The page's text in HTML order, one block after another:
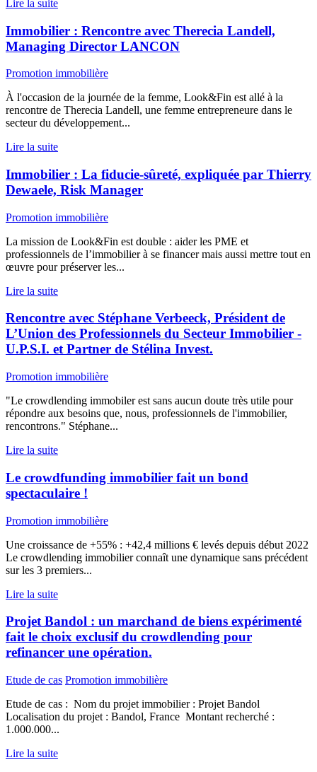
Lire la suite
Immobilier : Rencontre avec Therecia Landell,
Managing Director LANCON
Promotion immobilière
À l'occasion de la journée de la femme, Look&Fin est allé à la
rencontre de Therecia Landell, une femme entrepreneure dans le
secteur du développement...
Lire la suite
Immobilier : La fiducie-sûreté, expliquée par Thierry
Dewaele, Risk Manager
Promotion immobilière
La mission de Look&Fin est double : aider les PME et
professionnels de l’immobilier à se financer mais aussi mettre tout en
œuvre pour préserver les...
Lire la suite
Rencontre avec Stéphane Verbeeck, Président de
L’Union des Professionnels du Secteur Immobilier -
U.P.S.I. et Partner de Stélina Invest.
Promotion immobilière
"Le crowdlending immobiler est sans aucun doute très utile pour
répondre aux besoins que, nous, professionnels de l'immobilier,
rencontrons." Stéphane...
Lire la suite
Le crowdfunding immobilier fait un bond
spectaculaire !
Promotion immobilière
Une croissance de +55% : +42,4 millions € levés depuis début 2022
Le crowdlending immobilier connaît une dynamique sans précédent
sur les 3 premiers...
Lire la suite
Projet Bandol : un marchand de biens expérimenté
fait le choix exclusif du crowdlending pour
refinancer une opération.
Etude de cas Promotion immobilière
Etude de cas : Nom du projet immobilier : Projet Bandol
Localisation du projet : Bandol, France Montant recherché :
1.000.000...
Lire la suite